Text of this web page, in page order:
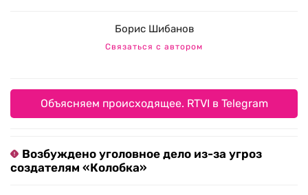
Борис Шибанов
Связаться с автором
Объясняем происходящее. RTVI в Telegram
Возбуждено уголовное дело из-за угроз
создателям «Колобка»